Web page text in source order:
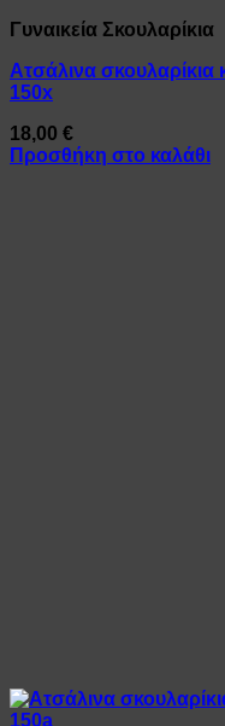
Γυναικεία Σκουλαρίκια
Ατσάλινα
150x
18,00 €
Προσθήκη στο καλάθι